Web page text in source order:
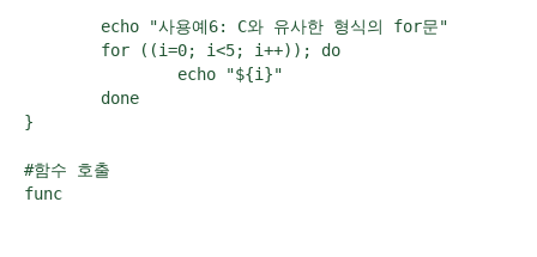
        echo "사용예6: C와 유사한 형식의 for문"
        for ((i=0; i<5; i++)); do
                echo "${i}"
        done
}
#함수 호출